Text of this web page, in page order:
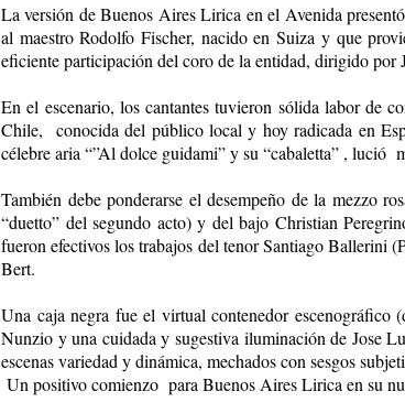
La versión de Buenos Aires Lirica en el Avenida
al maestro Rodolfo Fischer, nacido en Suiza y que
eficiente participación del coro de la entidad, dirigido por
En el escenario, los cantantes tuvieron sólida labor de
Chile, conocida del público local y hoy radicada en
célebre aria “”Al dolce guidami” y su “cabaletta” , lució
También debe ponderarse el desempeño de la mezzo
“duetto” del segundo acto) y del bajo Christian
fueron efectivos los trabajos del tenor Santiago
Bert.
Una caja negra fue el virtual contenedor escenográfico
Nunzio y una cuidada y sugestiva iluminación de Jose
escenas variedad y dinámica, mechados con sesgos
Un positivo comienzo para Buenos Aires Lirica en su